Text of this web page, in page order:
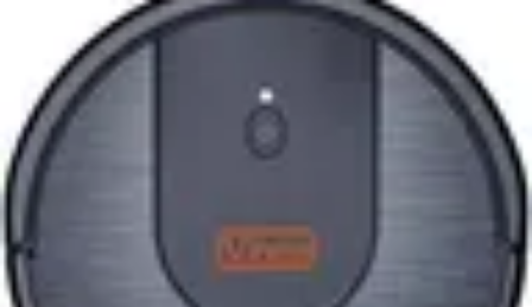
Electro Shopping
Smartphone e Accessori
SostenibiliElettrodomestici
Electro Shopping